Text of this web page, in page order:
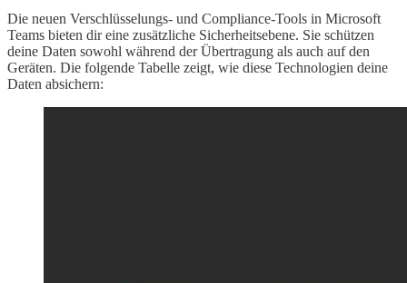
Die neuen Verschlüsselungs- und Compliance-Tools in Microsoft
Teams bieten dir eine zusätzliche Sicherheitsebene. Sie schützen
deine Daten sowohl während der Übertragung als auch auf den
Geräten. Die folgende Tabelle zeigt, wie diese Technologien deine
Daten absichern: